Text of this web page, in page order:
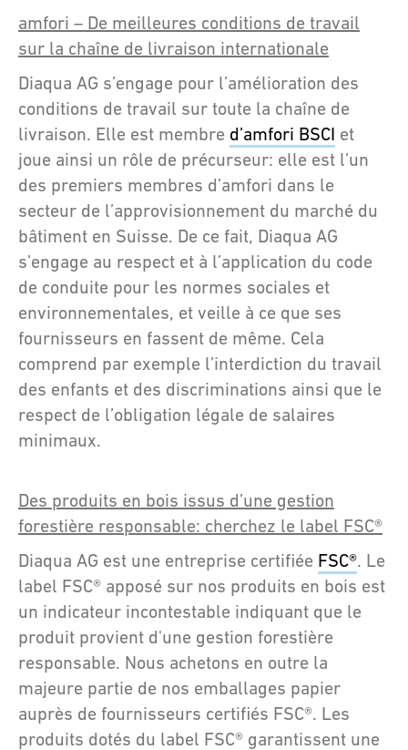
amfori – De meilleures conditions de travail
sur la chaîne de livraison internationale
Diaqua AG s’engage pour l’amélioration des
conditions de travail sur toute la chaîne de
livraison. Elle est membre d’amfori BSCI et
joue ainsi un rôle de précurseur: elle est l’un
des premiers membres d’amfori dans le
secteur de l’approvisionnement du marché du
bâtiment en Suisse. De ce fait, Diaqua AG
s’engage au respect et à l’application du code
de conduite pour les normes sociales et
environnementales, et veille à ce que ses
fournisseurs en fassent de même. Cela
comprend par exemple l’interdiction du travail
des enfants et des discriminations ainsi que le
respect de l’obligation légale de salaires
minimaux.
Des produits en bois issus d’une gestion
forestière responsable: cherchez le label FSC®
Diaqua AG est une entreprise certifiée FSC®. Le
label FSC® apposé sur nos produits en bois est
un indicateur incontestable indiquant que le
produit provient d'une gestion forestière
responsable. Nous achetons en outre la
majeure partie de nos emballages papier
auprès de fournisseurs certifiés FSC®. Les
produits dotés du label FSC® garantissent une